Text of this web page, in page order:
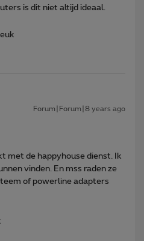
is dit niet altijd ideaal.
Forum|Forum|8 years ago
met de happyhouse dienst. Ik
vinden. En mss raden ze
of powerline adapters